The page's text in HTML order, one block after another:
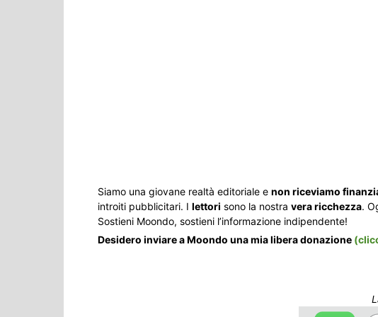
Siamo una giovane realtà editoriale e non riceviamo
introiti pubblicitari. I lettori sono la nostra vera ricchezza.
Sostieni Moondo, sostieni l’informazione indipendente!
Desidero inviare a Moondo una mia libera donazione